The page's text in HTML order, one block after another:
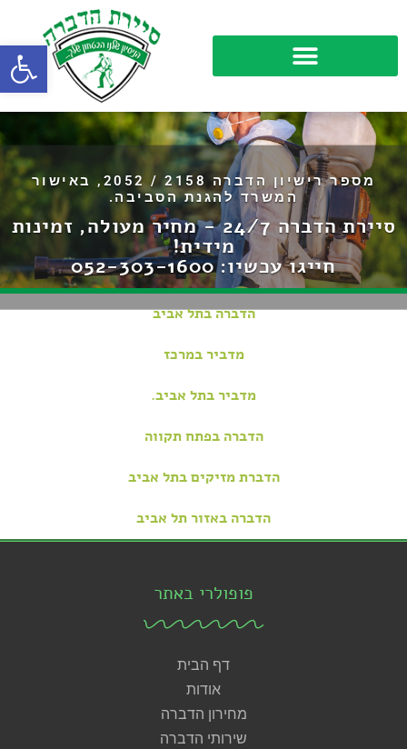
פתח
מספר רישיון הדברה 2158 / 2052, באישור
המשרד להגנת הסביבה.
סיירת הדברה 24/7 - מחיר מעולה, זמינות
מידית!
חייגו עכשיו:052-303-1600
מדביר בתל אביב.
מדביר במרכז
הדברה בתל אביב
הדברה באזור תל אביב
הדברת מזיקים בתל אביב
הדברה בפתח תקווה
פופולרי באתר
דף הבית
אודות
מחירון הדברה
שירותי הדברה